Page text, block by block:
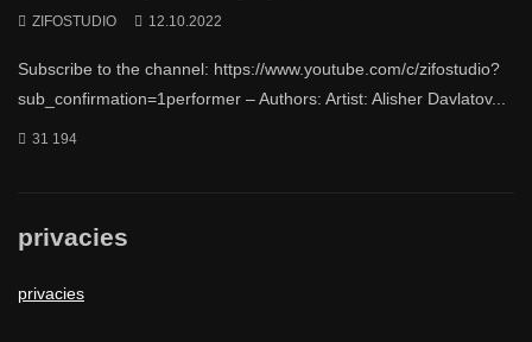
ZIFOSTUDIO 12.10.2022
Subscribe to the channel: https://www.youtube.com/c/zifostudio?
sub_confirmation=1performer – Authors: Artist: Alisher Davlatov...
31 194
privacies
privacies